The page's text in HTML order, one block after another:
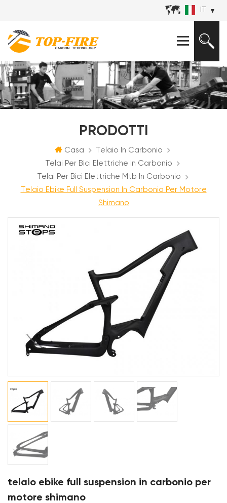
PRODOTTI
Casa
Telaio In Carbonio
Telai Per Bici Elettriche In Carbonio
Telai Per Bici Elettriche Mtb In Carbonio
Telaio Ebike Full Suspension In Carbonio Per Motore
Shimano
telaio ebike full suspension in carbonio per
motore shimano